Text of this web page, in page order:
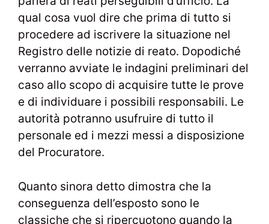
qual cosa vuol dire che prima di tutto si
procedere ad iscrivere la situazione nel
Registro delle notizie di reato. Dopodiché
verranno avviate le indagini preliminari del
caso allo scopo di acquisire tutte le prove
e di individuare i possibili responsabili. Le
autorità potranno usufruire di tutto il
personale ed i mezzi messi a disposizione
del Procuratore.
Quanto sinora detto dimostra che la
conseguenza dell’esposto sono le
classiche che si ripercuotono quando la